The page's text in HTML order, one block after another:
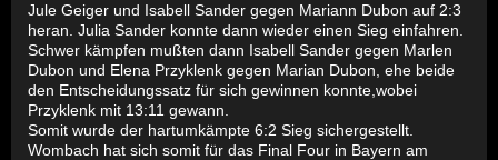
Jule Geiger und Isabell Sander gegen Mariann Dubon auf 2:3
heran. Julia Sander konnte dann wieder einen Sieg einfahren.
Schwer kämpfen mußten dann Isabell Sander gegen Marlen
Dubon und Elena Przyklenk gegen Marian Dubon, ehe beide
den Entscheidungssatz für sich gewinnen konnte,wobei
Przyklenk mit 13:11 gewann.
Somit wurde der hartumkämpte 6:2 Sieg sichergestellt.
Wombach hat sich somit für das Final Four in Bayern am